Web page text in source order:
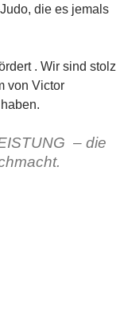
die es jemals
. Wir sind stolz
von Victor
– die